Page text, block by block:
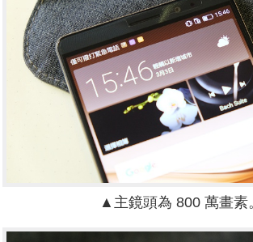
▲主鏡頭為 800 萬畫素